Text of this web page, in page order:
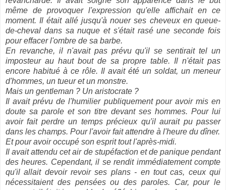
même de provoquer l'expression qu'elle affichait en ce
moment. Il était allé jusqu'à nouer ses cheveux en queue-
de-cheval dans sa nuque et s'était rasé une seconde fois
pour effacer l'ombre de sa barbe.
En revanche, il n'avait pas prévu qu'il se sentirait tel un
imposteur au haut bout de sa propre table. Il n'était pas
encore habitué à ce rôle. Il avait été un soldat, un meneur
d'hommes, un tueur et un monstre.
Mais un gentleman ? Un aristocrate ?
Il avait prévu de l'humilier publiquement pour avoir mis en
doute sa parole et son titre devant ses hommes. Pour lui
avoir fait perdre un temps précieux qu'il aurait pu passer
dans les champs. Pour l'avoir fait attendre à l'heure du dîner.
Et pour avoir occupé son esprit tout l'après-midi.
Il avait attendu cet air de stupéfaction et de panique pendant
des heures. Cependant, il se rendit immédiatement compte
qu'il allait devoir revoir ses plans - en tout cas, ceux qui
nécessitaient des pensées ou des paroles. Car, pour le